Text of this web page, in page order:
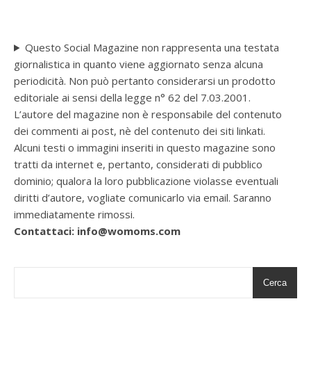
Questo Social Magazine non rappresenta una testata
giornalistica in quanto viene aggiornato senza alcuna
periodicità. Non può pertanto considerarsi un prodotto
editoriale ai sensi della legge n° 62 del 7.03.2001.
L’autore del magazine non è responsabile del contenuto
dei commenti ai post, nè del contenuto dei siti linkati.
Alcuni testi o immagini inseriti in questo magazine sono
tratti da internet e, pertanto, considerati di pubblico
dominio; qualora la loro pubblicazione violasse eventuali
diritti d’autore, vogliate comunicarlo via email. Saranno
immediatamente rimossi.
Contattaci: info@womoms.com
Cerca